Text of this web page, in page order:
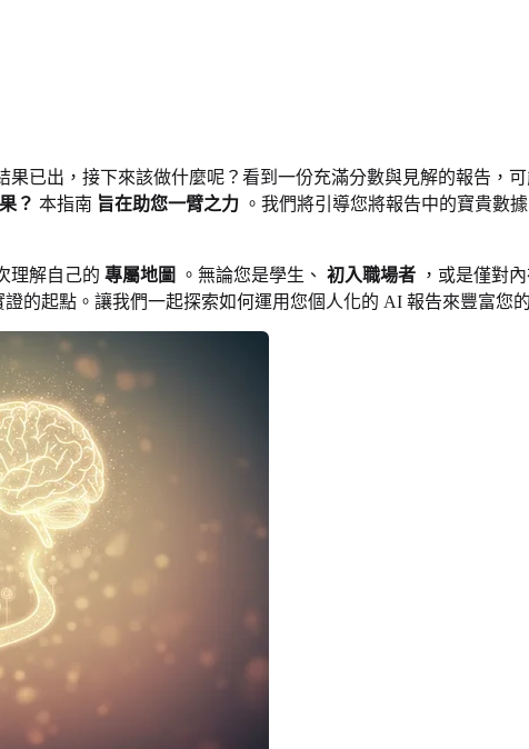
已出，接下來該做什麼呢？看到一份充滿分數與見解的報告，可
？ 本指南 旨在助您一臂之力 。我們將引導您將報告中的寶貴數
理解自己的 專屬地圖 。無論您是學生、 初入職場者 ，或是僅對
的起點。讓我們一起探索如何運用您個人化的 AI 報告來豐富您